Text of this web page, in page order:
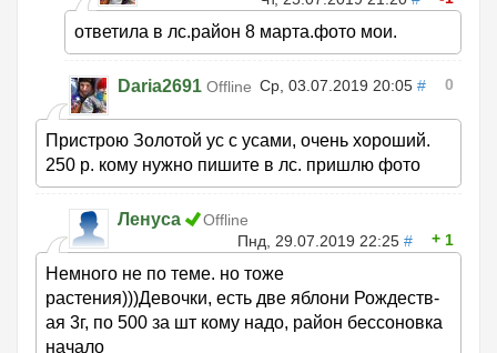
ответила в лс.район 8 марта.фото мои.
Daria2691 Offline Ср, 03.07.2019 20:05 # 0
Пристрою Золотой ус с усами, очень хороший.
250 р. кому нужно пишите в лс. пришлю фото
Ленуса
Offline
Пнд, 29.07.2019 22:25 # 1
Немного не по теме. но тоже
растения)))Девочки, есть две яблони Рождеств-
ая 3г, по 500 за шт кому надо, район бессоновка
начало